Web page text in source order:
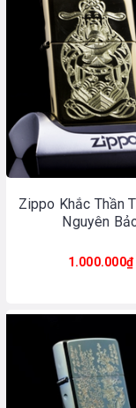
Zippo Khắc Thần
Nguyên
1.000.000₫